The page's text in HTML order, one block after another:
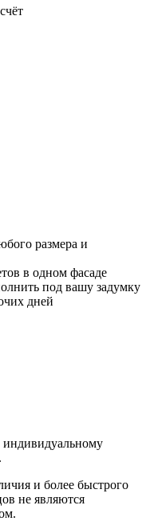
размера и
в одном фасаде
под вашу задумку
дней
индивидуальному
и более быстрого
не являются